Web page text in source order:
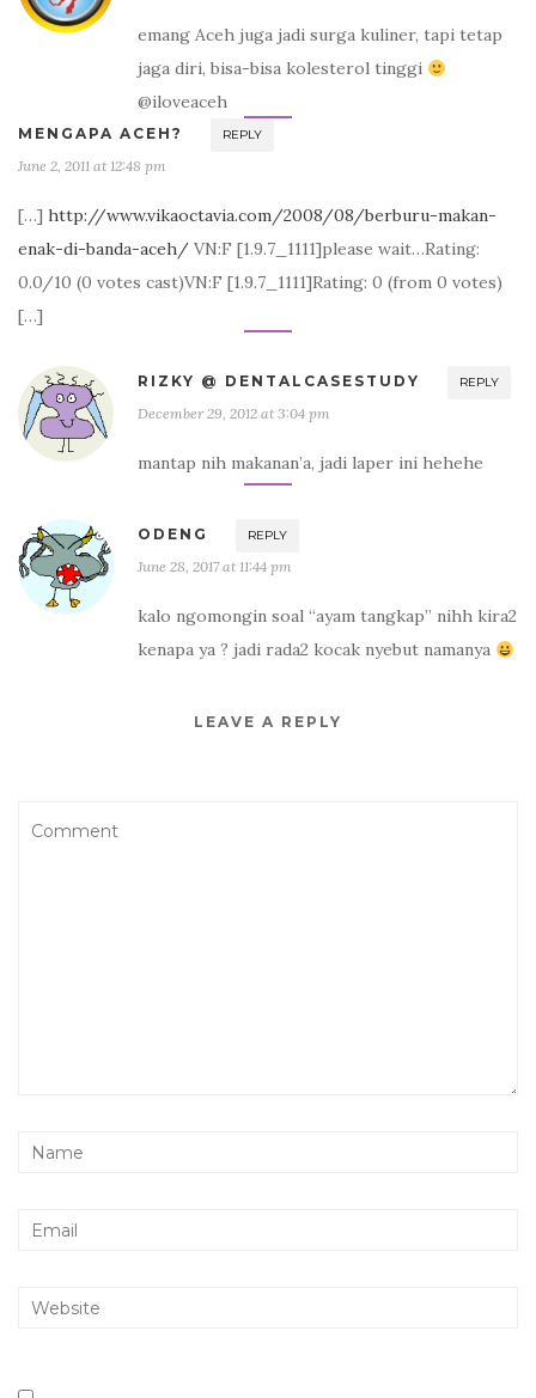
emang Aceh juga jadi surga kuliner, tapi tetap
jaga diri, bisa-bisa kolesterol tinggi
@iloveaceh
MENGAPA ACEH? REPLY
June 2, 2011 at 12:48 pm
[…] http://www.vikaoctavia.com/2008/08/berburu-makan-
enak-di-banda-aceh/ VN:F [1.9.7_1111]please wait…Rating:
0.0/10 (0 votes cast)VN:F [1.9.7_1111]Rating: 0 (from 0 votes)
[…]
RIZKY @ DENTALCASESTUDY REPLY
December 29, 2012 at 3:04 pm
mantap nih makanan’a, jadi laper ini hehehe
ODENG REPLY
June 28, 2017 at 11:44 pm
kalo ngomongin soal “ayam tangkap” nihh kira2
kenapa ya ? jadi rada2 kocak nyebut namanya
LEAVE A REPLY